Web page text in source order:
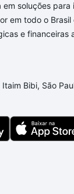
a oferta ideal
doutor lossio
a partir de
financiamento
dos
veja em
o imóvel dos
Loft, com
soluções para
em todo o Brasil
e financeiras
Bibi, São